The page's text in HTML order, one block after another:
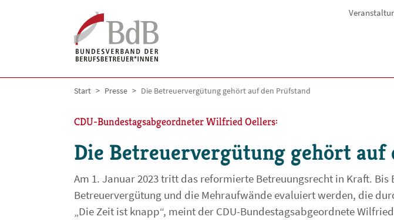
You are here:
Start Presse Die Betreuervergütung gehört auf den Prüfstand
CDU-Bundestagsabgeordneter Wilfried Oellers:
Die Betreuervergütung gehört auf
Am 1. Januar 2023 tritt das reformierte Betreuungsrecht in Kraft. Bis
Betreuervergütung und die Mehraufwände evaluiert werden, die
„Die Zeit ist knapp“, meint der CDU-Bundestagsabgeordnete